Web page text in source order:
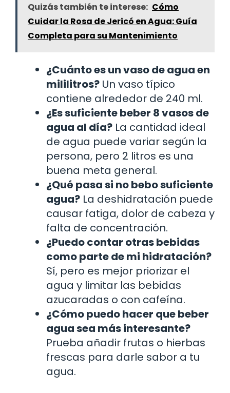
Quizás también te interese: Cómo
Cuidar la Rosa de Jericó en Agua: Guía
Completa para su Mantenimiento
¿Cuánto es un vaso de agua en
mililitros? Un vaso típico
contiene alrededor de 240 ml.
¿Es suficiente beber 8 vasos de
agua al día? La cantidad ideal
de agua puede variar según la
persona, pero 2 litros es una
buena meta general.
¿Qué pasa si no bebo suficiente
agua? La deshidratación puede
causar fatiga, dolor de cabeza y
falta de concentración.
¿Puedo contar otras bebidas
como parte de mi hidratación?
Sí, pero es mejor priorizar el
agua y limitar las bebidas
azucaradas o con cafeína.
¿Cómo puedo hacer que beber
agua sea más interesante?
Prueba añadir frutas o hierbas
frescas para darle sabor a tu
agua.